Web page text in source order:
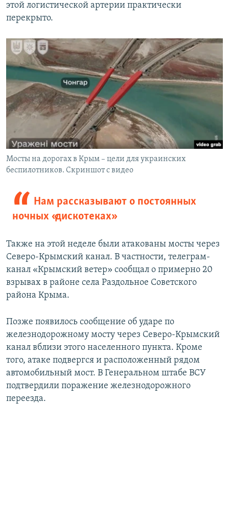
этой логистической артерии практически
перекрыто.
Мосты на дорогах в Крым – цели для украинских
беспилотников. Скриншот с видео
Нам рассказывают о постоянных
ночных «дискотеках»
Также на этой неделе были атакованы мосты через
Северо-Крымский канал. В частности, телеграм-
канал «Крымский ветер» сообщал о примерно 20
взрывах в районе села Раздольное Советского
района Крыма.
Позже появилось сообщение об ударе по
железнодорожному мосту через Северо-Крымский
канал вблизи этого населенного пункта. Кроме
того, атаке подвергся и расположенный рядом
автомобильный мост. В Генеральном штабе ВСУ
подтвердили поражение железнодорожного
переезда.